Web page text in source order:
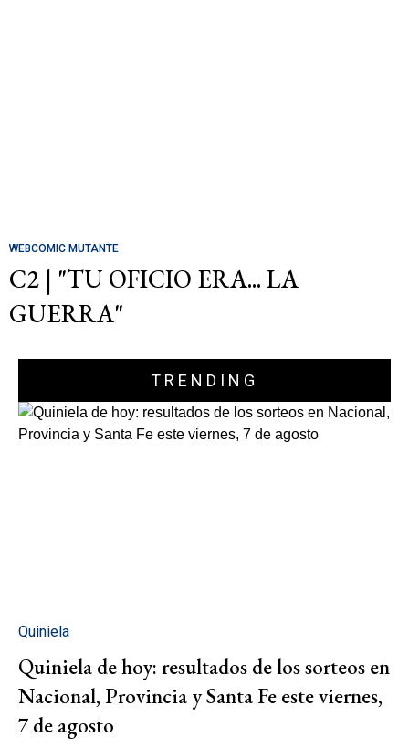
WEBCOMIC MUTANTE
C2 | "TU OFICIO ERA... LA
GUERRA"
TRENDING
Quiniela
Quiniela de hoy: resultados de los sorteos en
Nacional, Provincia y Santa Fe este viernes,
7 de agosto